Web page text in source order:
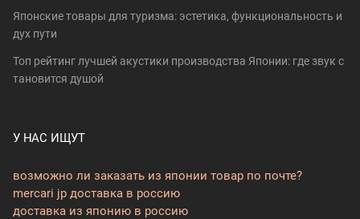
Японские товары для туризма: эстетика, функциональность и
дух пути
Топ рейтинг лучшей акустики производства Японии: где звук с
тановится душой
У НАС ИЩУТ
возможно ли заказать из японии товар по почте?
mercari jp доставка в россию
доставка из японию в россию